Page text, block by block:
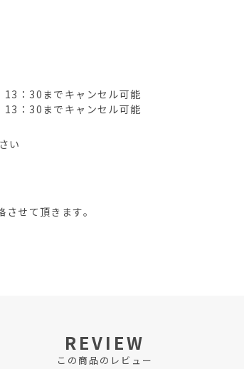
：30までキャンセル可能
：30までキャンセル可能
い
せて頂きます。
REVIEW
この商品のレビュー